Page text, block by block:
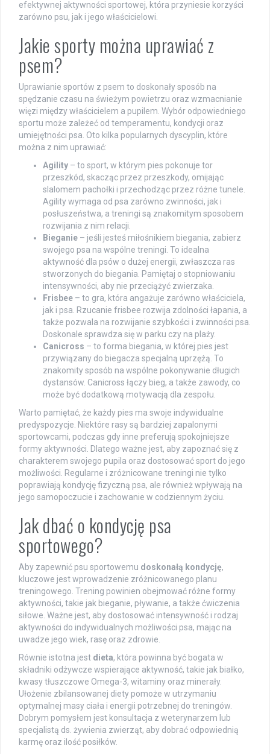
efektywnej aktywności sportowej, która przyniesie korzyści
zarówno psu, jak i jego właścicielowi.
Jakie sporty można uprawiać z
psem?
Uprawianie sportów z psem to doskonały sposób na
spędzanie czasu na świeżym powietrzu oraz wzmacnianie
więzi między właścicielem a pupilem. Wybór odpowiedniego
sportu może zależeć od temperamentu, kondycji oraz
umiejętności psa. Oto kilka popularnych dyscyplin, które
można z nim uprawiać:
Agility – to sport, w którym pies pokonuje tor
przeszkód, skacząc przez przeszkody, omijając
slalomem pachołki i przechodząc przez różne tunele.
Agility wymaga od psa zarówno zwinności, jak i
posłuszeństwa, a treningi są znakomitym sposobem
rozwijania z nim relacji.
Bieganie – jeśli jesteś miłośnikiem biegania, zabierz
swojego psa na wspólne treningi. To idealna
aktywność dla psów o dużej energii, zwłaszcza ras
stworzonych do biegania. Pamiętaj o stopniowaniu
intensywności, aby nie przeciążyć zwierzaka.
Frisbee – to gra, która angażuje zarówno właściciela,
jak i psa. Rzucanie frisbee rozwija zdolności łapania, a
także pozwala na rozwijanie szybkości i zwinności psa.
Doskonale sprawdza się w parku czy na plaży.
Canicross – to forma biegania, w której pies jest
przywiązany do biegacza specjalną uprzężą. To
znakomity sposób na wspólne pokonywanie długich
dystansów. Canicross łączy bieg, a także zawody, co
może być dodatkową motywacją dla zespołu.
Warto pamiętać, że każdy pies ma swoje indywidualne
predyspozycje. Niektóre rasy są bardziej zapalonymi
sportowcami, podczas gdy inne preferują spokojniejsze
formy aktywności. Dlatego ważne jest, aby zapoznać się z
charakterem swojego pupila oraz dostosować sport do jego
możliwości. Regularne i zróżnicowane treningi nie tylko
poprawiają kondycję fizyczną psa, ale również wpływają na
jego samopoczucie i zachowanie w codziennym życiu.
Jak dbać o kondycję psa
sportowego?
Aby zapewnić psu sportowemu doskonałą kondycję,
kluczowe jest wprowadzenie zróżnicowanego planu
treningowego. Trening powinien obejmować różne formy
aktywności, takie jak bieganie, pływanie, a także ćwiczenia
siłowe. Ważne jest, aby dostosować intensywność i rodzaj
aktywności do indywidualnych możliwości psa, mając na
uwadze jego wiek, rasę oraz zdrowie.
Równie istotna jest dieta, która powinna być bogata w
składniki odżywcze wspierające aktywność, takie jak białko,
kwasy tłuszczowe Omega-3, witaminy oraz minerały.
Ułożenie zbilansowanej diety pomoże w utrzymaniu
optymalnej masy ciała i energii potrzebnej do treningów.
Dobrym pomysłem jest konsultacja z weterynarzem lub
specjalistą ds. żywienia zwierząt, aby dobrać odpowiednią
karmę oraz ilość posiłków.